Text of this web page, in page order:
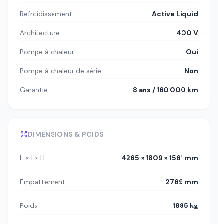
Refroidissement Active Liquid
Architecture 400 V
Pompe à chaleur Oui
Pompe à chaleur de série Non
Garantie 8 ans / 160 000 km
DIMENSIONS & POIDS
L × l × H 4265 × 1809 × 1561 mm
Empattement 2769 mm
Poids 1885 kg